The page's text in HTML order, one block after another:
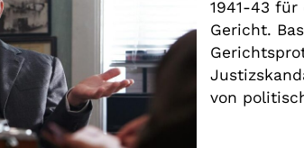
1941-43
Gericht.
von